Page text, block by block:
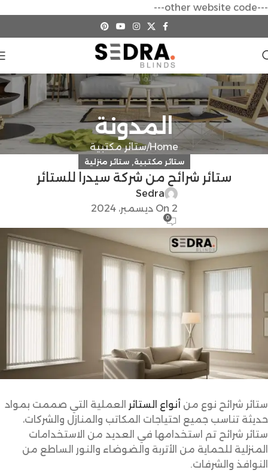
---other website code---
المدونة
Home ستائر مكتبية
ستائر مكتبية,ستائر منزلية
ستائر شرائح من شركة سيدرا للستائر
Sedra
On 2 ديسمبر، 2024
0
ستائر شرائح نوع من أنواع الستائر
العملية التي صممت بمواد
حديثة تناسب جميع احتياجات المكاتب والمنازل والشركات،
ستائر شرائح تم استخدامها في العديد من الاستخدامات
المنزلية للحماية من الأتربة والضوضاء والنور الساطع من
النوافذ والشرفات.